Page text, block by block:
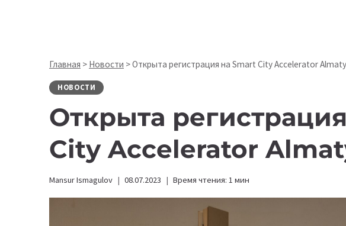
Главная > Новости >Открыта регистрация на Smart City Accelerator Almaty
НОВОСТИ
Открыта
City Accelerator
Mansur Ismagulov 08.07.2023 Время чтения: 1 мин